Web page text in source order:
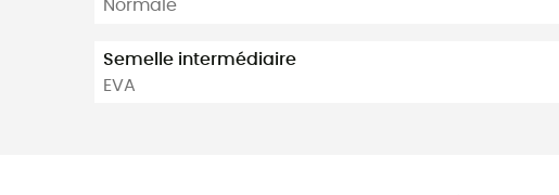
Normale
Semelle intermédiaire
EVA